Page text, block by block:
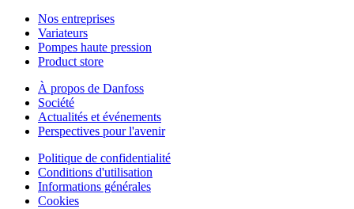
Nos entreprises
Variateurs
Pompes haute pression
Product store
À propos de Danfoss
Société
Actualités et événements
Perspectives pour l'avenir
Politique de confidentialité
Conditions d'utilisation
Informations générales
Cookies